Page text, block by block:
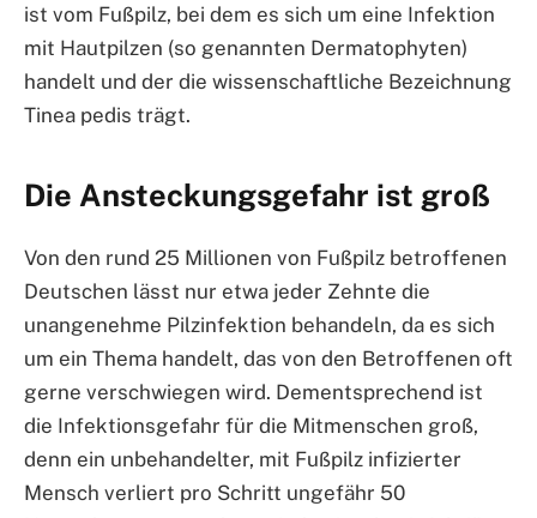
ist vom Fußpilz, bei dem es sich um eine Infektion
mit Hautpilzen (so genannten Dermatophyten)
handelt und der die wissenschaftliche Bezeichnung
Tinea pedis trägt.
Die Ansteckungsgefahr ist groß
Von den rund 25 Millionen von Fußpilz betroffenen
Deutschen lässt nur etwa jeder Zehnte die
unangenehme Pilzinfektion behandeln, da es sich
um ein Thema handelt, das von den Betroffenen oft
gerne verschwiegen wird. Dementsprechend ist
die Infektionsgefahr für die Mitmenschen groß,
denn ein unbehandelter, mit Fußpilz infizierter
Mensch verliert pro Schritt ungefähr 50